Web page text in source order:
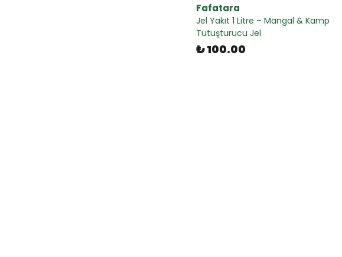
Fafatara
Jel Yakıt 1 Litre – Mangal & Kamp
Tutuşturucu Jel
₺ 100.00